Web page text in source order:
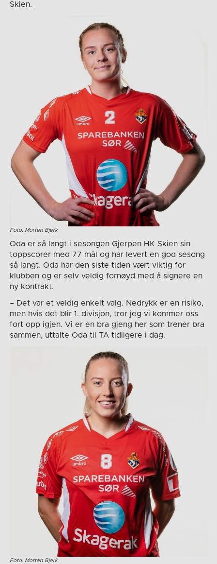
Skien.
Foto: Morten Bjerk
Oda er så langt i sesongen Gjerpen HK Skien sin
toppscorer med 77 mål og har levert en god sesong
så langt. Oda har den siste tiden vært viktig for
klubben og er selv veldig fornøyd med å signere en
ny kontrakt.
– Det var et veldig enkelt valg. Nedrykk er en risiko,
men hvis det blir 1. divisjon, tror jeg vi kommer oss
fort opp igjen. Vi er en bra gjeng her som trener bra
sammen, uttalte Oda til TA tidligere i dag.
Foto: Morten Bjerk